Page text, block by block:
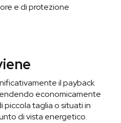
e di protezione
il payback
economicamente
piccola taglia o situati in
di vista energetico.